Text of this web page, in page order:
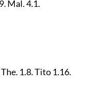
. Mal.4.1.
1.8. Tito 1.16.